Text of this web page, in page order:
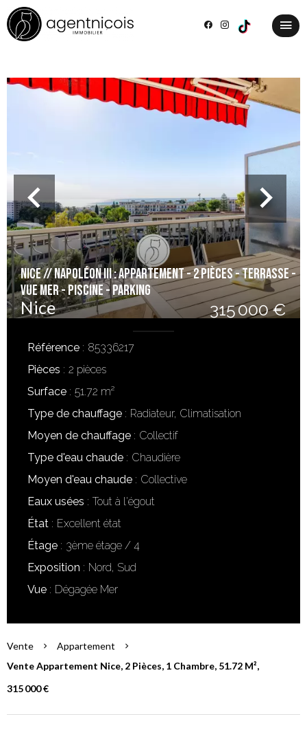
Nice // Napoléon III : Appartement - 2 pièces - Terrasse -
Vue mer - Piscine - Parking
Nice 315 000 €
Référence
85336217
Pièces
2 pièces
Surface
51.72 m²
Type de chauffage
Radiateur, Climatisation
Moyen de chauffage
Collectif
Type d'eau chaude
Chaudière
Moyen d'eau chaude
Collective
Eaux usées
Tout à l'égout
État
Excellent état
Étage
3ème étage / 4
Exposition
Nord, Sud
Vue
Dégagée Mer
Vente
Appartement
Vente Appartement Nice, 2 Pièces, 1 Chambre, 51.72 M²,
315 000 €